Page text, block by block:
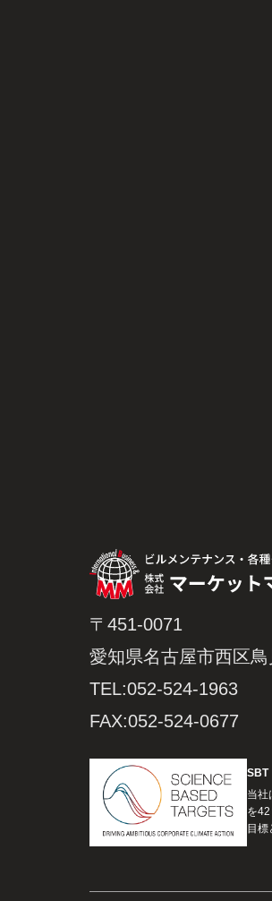
〒451-0071
愛知県名古屋市西区
TEL:052-524-1963
FAX:052-524-0677
SBT
当社
を
目標